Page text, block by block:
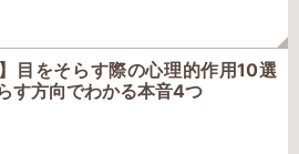
】目をそらす際の心理的作用10選
す方向でわかる本音4つ